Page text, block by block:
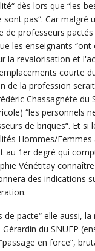
dès lors que “les
pas“. Car malgré
de professeurs
les enseignants
la revalorisation et
courte
de la profession
Chassagnète du
“les personnels
de briques“. Et si
Hommes/Femmes
au 1er degré qui
Vénétitay
des indications
de pacte“ elle aussi,
du SNUEP
en force“,